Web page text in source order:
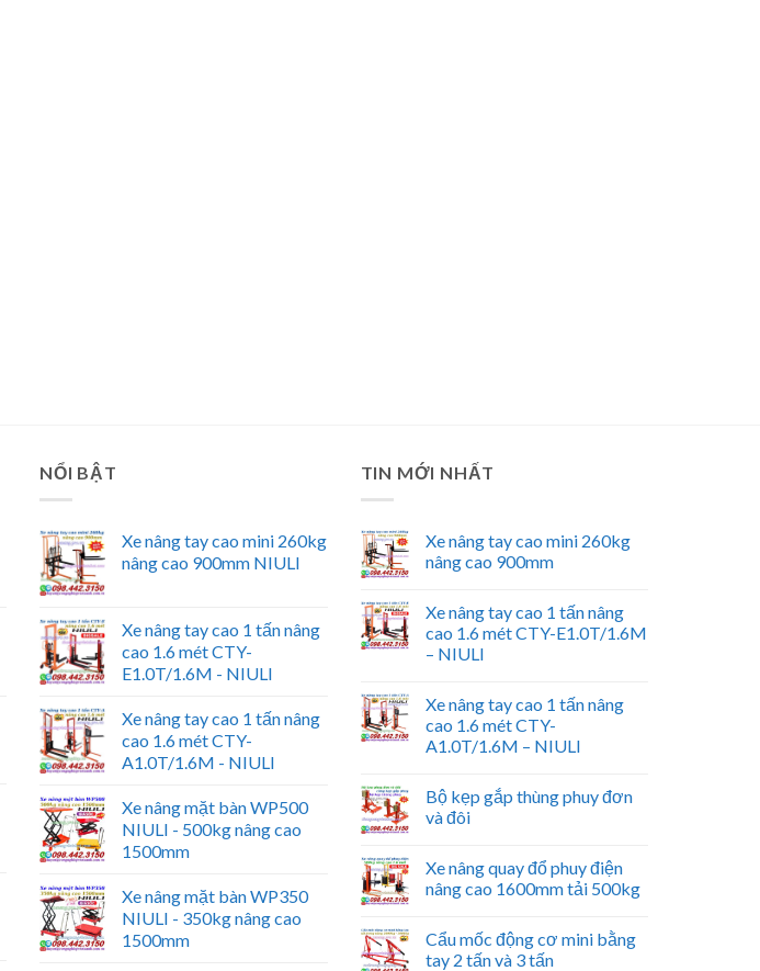
NỔI BẬT
Xe nâng tay cao mini 260kg
nâng cao 900mm NIULI
Xe nâng tay cao 1 tấn nâng
cao 1.6 mét CTY-
E1.0T/1.6M - NIULI
Xe nâng tay cao 1 tấn nâng
cao 1.6 mét CTY-
A1.0T/1.6M - NIULI
Xe nâng mặt bàn WP500
NIULI - 500kg nâng cao
1500mm
Xe nâng mặt bàn WP350
NIULI - 350kg nâng cao
1500mm
TIN MỚI NHẤT
Xe nâng tay cao mini 260kg
nâng cao 900mm
Xe nâng tay cao 1 tấn nâng
cao 1.6 mét CTY-E1.0T/1.6M
– NIULI
Xe nâng tay cao 1 tấn nâng
cao 1.6 mét CTY-
A1.0T/1.6M – NIULI
Bộ kẹp gắp thùng phuy đơn
và đôi
Xe nâng quay đổ phuy điện
nâng cao 1600mm tải 500kg
Cẩu mốc động cơ mini bằng
tay 2 tấn và 3 tấn